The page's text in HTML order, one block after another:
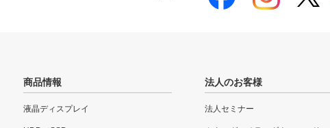
商品情報
液晶ディスプレイ
法人のお客様
法人セミナー